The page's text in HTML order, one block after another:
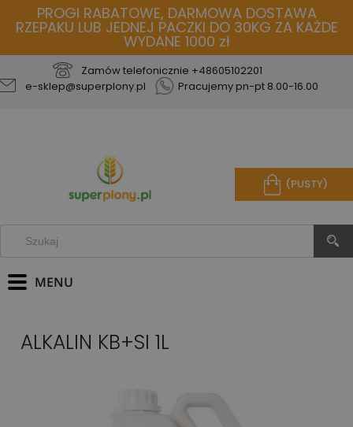
PROGI RABATOWE, DARMOWA DOSTAWA
RZEPAKU LUB JEDNEJ PACZKI DO 30KG ZA KAŻDE
WYDANE 1000 zł
Zamów telefonicznie +48605102201
e-sklep@superplony.pl
Pracujemy pn-pt 8.00-16.00
(PUSTY)
ALKALIN KB+SI 1L